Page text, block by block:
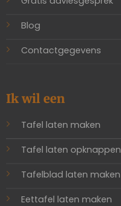
Blog
Contactgegevens
Ik wil een
Tafel laten maken
Tafel laten opknappen
Tafelblad laten maken
Eettafel laten maken